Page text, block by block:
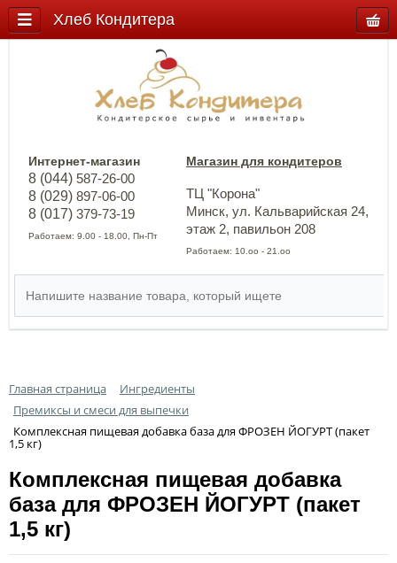
Интернет-магазин
8 (044) 587-26-00
8 (029) 897-06-00
8 (017) 379-73-19
Работаем: 9.00 - 18.00, Пн-Пт
Магазин для кондитеров
ТЦ "Корона"
Минск, ул. Кальварийская 24,
этаж 2, павильон 208
Работаем: 10.оо - 21.оо
Главная страница
Ингредиенты
Премиксы и смеси для выпечки
Комплексная пищевая добавка база для ФРОЗЕН ЙОГУРТ (пакет
1,5 кг)
Комплексная пищевая добавка
база для ФРОЗЕН ЙОГУРТ (пакет
1,5 кг)
Хлеб Кондитера